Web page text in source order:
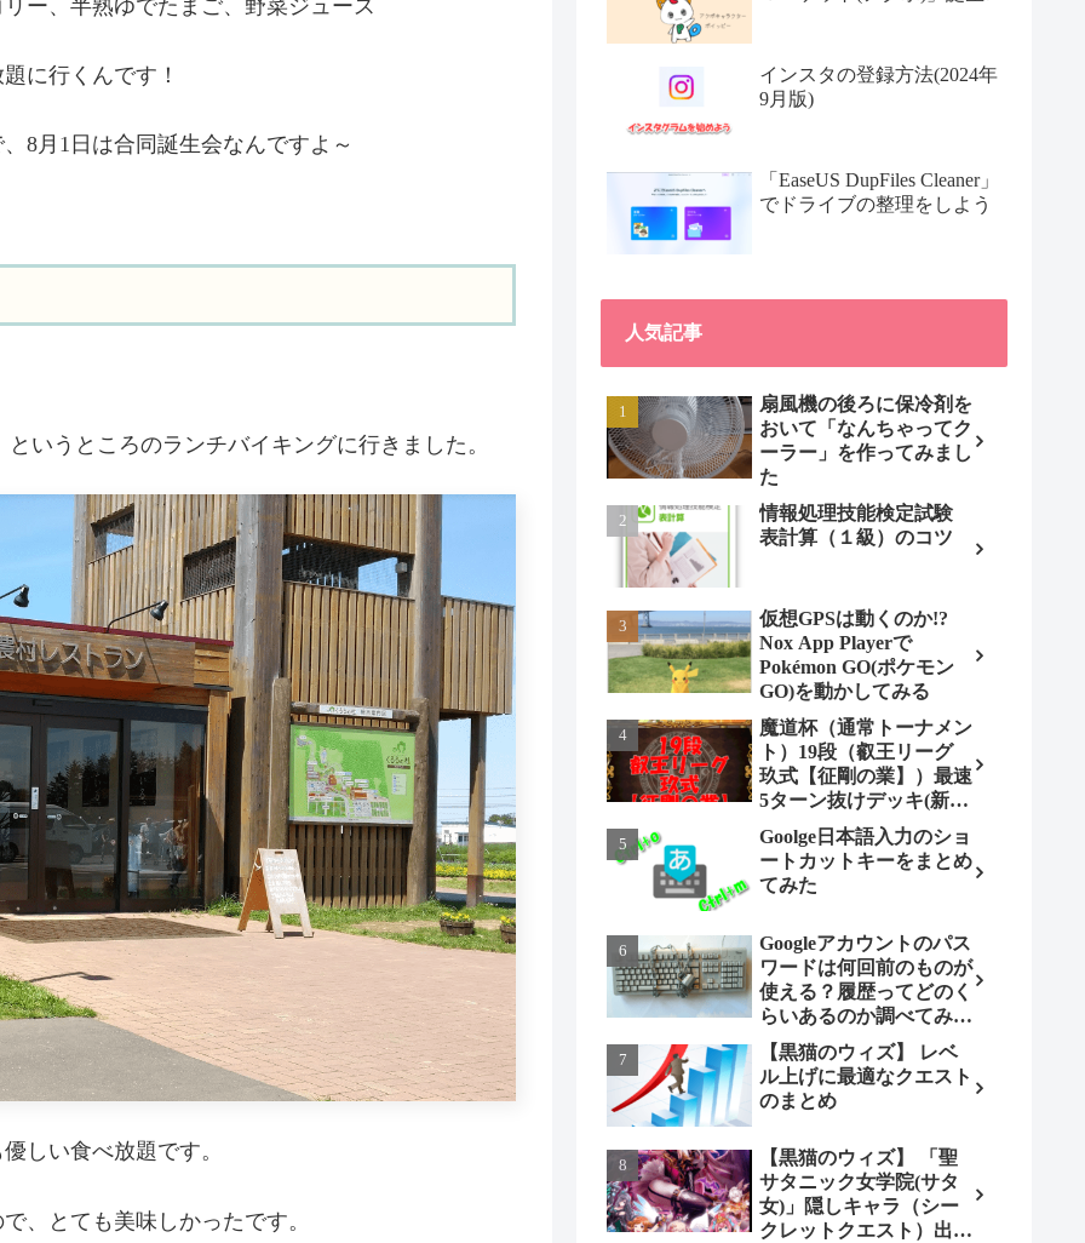
ー、半熟ゆでたまご、野菜ジュース
に行くんです！
8月1日は合同誕生会なんですよ～
というところのランチバイキングに行きました。
しい食べ放題です。
、とても美味しかったです。
インスタの登録方法(2024年
9月版)
「EaseUS DupFiles Cleaner」
でドライブの整理をしよう
人気記事
扇風機の後ろに保冷剤を
おいて「なんちゃってク
ーラー」を作ってみまし
た
情報処理技能検定試験
表計算（１級）のコツ
仮想GPSは動くのか!?
Nox App Playerで
Pokémon GO(ポケモン
GO)を動かしてみる
魔道杯（通常トーナメン
ト）19段（叡王リーグ
玖式【征剛の業】）最速
5ターン抜けデッキ(新パ
ターン)!
Goolge日本語入力のショ
ートカットキーをまとめ
てみた
Googleアカウントのパス
ワードは何回前のものが
使える？履歴ってどのく
らいあるのか調べてみま
した。
【黒猫のウィズ】 レベ
ル上げに最適なクエスト
のまとめ
【黒猫のウィズ】 「聖
サタニック女学院(サタ
女)」隠しキャラ（シー
クレットクエスト）出現